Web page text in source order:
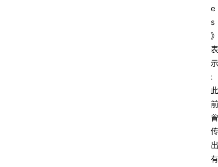
e
s
》
表
示
:
此
前
曾
传
出
有